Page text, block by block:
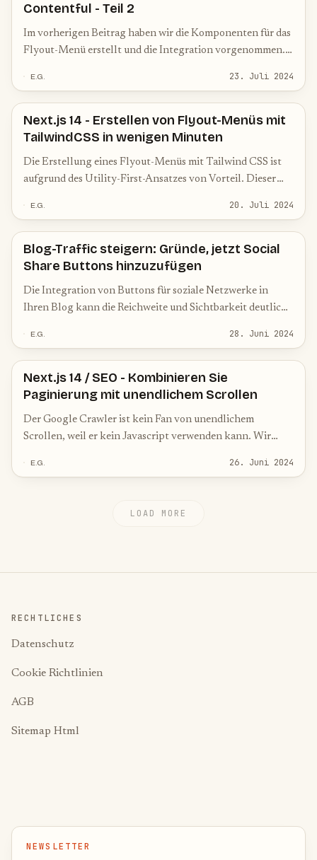
Contentful - Teil 2
Im vorherigen Beitrag haben wir die Komponenten für das
Flyout-Menü erstellt und die Integration vorgenommen.
E.G. 23. Juli 2024
Next.js 14 - Erstellen von Flyout-Menüs mit
TailwindCSS in wenigen Minuten
Die Erstellung eines Flyout-Menüs mit Tailwind CSS ist
aufgrund des Utility-First-Ansatzes von Vorteil. Dieser
E.G. 20. Juli 2024
Blog-Traffic steigern: Gründe, jetzt Social
Share Buttons hinzuzufügen
Die Integration von Buttons für soziale Netzwerke in
Ihren Blog kann die Reichweite und Sichtbarkeit deutlich
E.G. 28. Juni 2024
Next.js 14 / SEO - Kombinieren Sie
Paginierung mit unendlichem Scrollen
Der Google Crawler ist kein Fan von unendlichem
Scrollen, weil er kein Javascript verwenden kann. Wir
E.G. 26. Juni 2024
LOAD MORE
RECHTLICHES
Datenschutz
Cookie Richtlinien
AGB
Sitemap Html
NEWSLETTER